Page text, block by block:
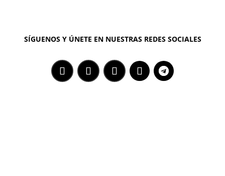
SÍGUENOS Y ÚNETE EN NUESTRAS REDES SOCIALES